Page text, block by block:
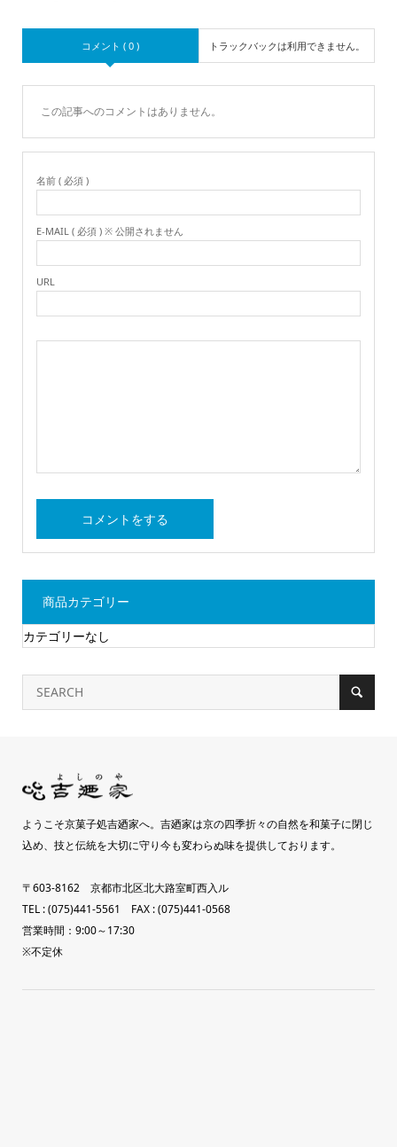
コメント ( 0 ) トラックバックは利用できません。
この記事へのコメントはありません。
名前 ( 必須 )
E-MAIL ( 必須 ) ※ 公開されません
URL
商品カテゴリー
カテゴリーなし
ようこそ京菓子処吉廼家へ。吉廼家は京の四季折々の自然を和菓子に閉じ
込め、技と伝統を大切に守り今も変わらぬ味を提供しております。
〒603-8162 京都市北区北大路室町西入ル
TEL : (075)441-5561 FAX : (075)441-0568
営業時間：9:00～17:30
※不定休